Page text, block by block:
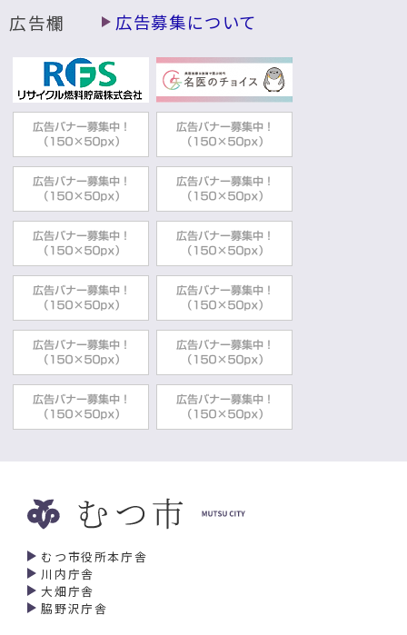
広告欄 広告募集について
むつ市役所本庁舎
川内庁舎
大畑庁舎
脇野沢庁舎